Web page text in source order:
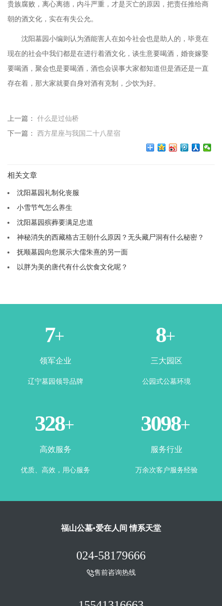
贵族腐败，离心离德，内斗严重，才是灭亡的原因，把责任推给商
朝的酒文化，实在有失公允。
沈阳墓园小编则认为酒能害人在如今社会也是助人的，毕竟在
现在的社会中我们都是在进行着酒文化，谈生意要喝酒，婚丧嫁娶
要喝酒，聚会也是要喝酒，酒也会误事大家都知道但是酒还是一直
存在着，那大家就要自身对酒有克制，少饮为好。
上一篇： 什么是过仙桥
下一篇： 西方星座与我国二十八星宿
相关文章
沈阳墓园礼制化丧服
小雪节气怎么养生
沈阳墓园殡葬要满足忠道
神秘消失的西藏格古王朝什么原因？无头藏尸洞有什么秘密？
抚顺墓园向您展示大儒朱熹的另一面
以胖为美的唐代有什么饮食文化呢？
1+
领军企业
辽宁墓园领导品牌
3+
三大园区
公园式公墓环境
365+
高效服务
优质、高效，用心服务
3500+
服务行业
万余次客户服务经验
福山公墓•爱在人间 情系天堂
024-58179666
售前咨询热线